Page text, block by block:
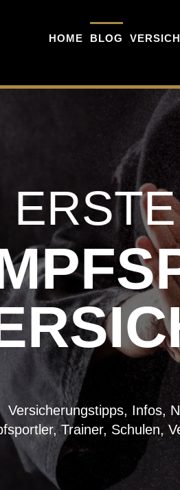
HOME BLOG
Versicherungstipps, Infos,
Trainer, Schulen,